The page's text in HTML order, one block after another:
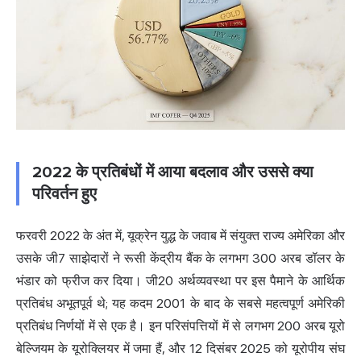
2022 के प्रतिबंधों में आया बदलाव और उससे क्या
परिवर्तन हुए
फरवरी 2022 के अंत में, यूक्रेन युद्ध के जवाब में संयुक्त राज्य अमेरिका और
उसके जी7 साझेदारों ने रूसी केंद्रीय बैंक के लगभग 300 अरब डॉलर के
भंडार को फ्रीज कर दिया। जी20 अर्थव्यवस्था पर इस पैमाने के आर्थिक
प्रतिबंध अभूतपूर्व थे; यह कदम 2001 के बाद के सबसे महत्वपूर्ण अमेरिकी
प्रतिबंध निर्णयों में से एक है। इन परिसंपत्तियों में से लगभग 200 अरब यूरो
बेल्जियम के यूरोक्लियर में जमा हैं, और 12 दिसंबर 2025 को यूरोपीय संघ